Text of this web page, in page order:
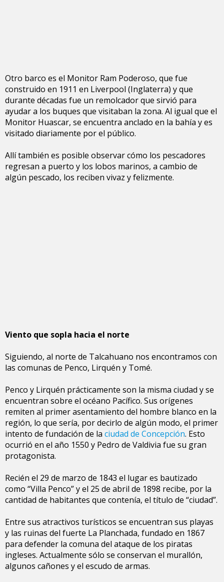
Otro barco es el Monitor Ram Poderoso, que fue
construido en 1911 en Liverpool (Inglaterra) y que
durante décadas fue un remolcador que sirvió para
ayudar a los buques que visitaban la zona. Al igual que el
Monitor Huascar, se encuentra anclado en la bahía y es
visitado diariamente por el público.
Allí también es posible observar cómo los pescadores
regresan a puerto y los lobos marinos, a cambio de
algún pescado, los reciben vivaz y felizmente.
Viento que sopla hacia el norte
Siguiendo, al norte de Talcahuano nos encontramos con
las comunas de Penco, Lirquén y Tomé.
Penco y Lirquén prácticamente son la misma ciudad y se
encuentran sobre el océano Pacífico. Sus orígenes
remiten al primer asentamiento del hombre blanco en la
región, lo que sería, por decirlo de algún modo, el primer
intento de fundación de la ciudad de Concepción. Esto
ocurrió en el año 1550 y Pedro de Valdivia fue su gran
protagonista.
Recién el 29 de marzo de 1843 el lugar es bautizado
como “Villa Penco” y el 25 de abril de 1898 recibe, por la
cantidad de habitantes que contenía, el título de “ciudad”.
Entre sus atractivos turísticos se encuentran sus playas
y las ruinas del fuerte La Planchada, fundado en 1867
para defender la comuna del ataque de los piratas
ingleses. Actualmente sólo se conservan el murallón,
algunos cañones y el escudo de armas.